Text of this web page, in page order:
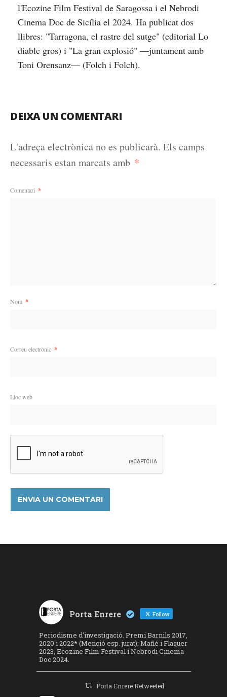
l'Ecozine Film Festival de Saragossa i el Nebrodi
Cinema Doc de Sicília el 2024. Ha publicat dos
llibres: "Tarragona, el rastre del sutge" (editorial Lo
diable gros) i "La gran explosió" —juntament amb
Toni Orensanz— (Folch i Folch).
DEIXA UN COMENTARI
L'adreça electrònica no es publicarà. Els camps
necessaris estan marcats amb *
Comentari *
Nom *
Correu electrònic *
Lloc web
Porta Enrere Follow
Periodisme d'investigació. Premi Barnils 2017,
2020 i 2022* (Menció esp. jurat); Mañé i Flaquer
2023, Ecozine Film Festival i Nebrodi Cinema
Doc 2024.
Porta Enrere Retweeted